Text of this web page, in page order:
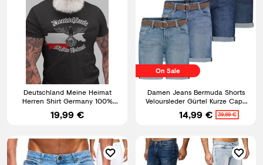
Deutschland Meine Heimat
Herren Shirt Germany 100%
Baumwolle bis 5XL
19,99 €
On Sale
Damen Jeans Bermuda Shorts
Veloursleder Gürtel Kurze Capri
Hose Stretch Denim
14,99 € 39,99 €